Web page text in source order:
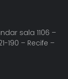
sala 1106 –
190 – Recife –